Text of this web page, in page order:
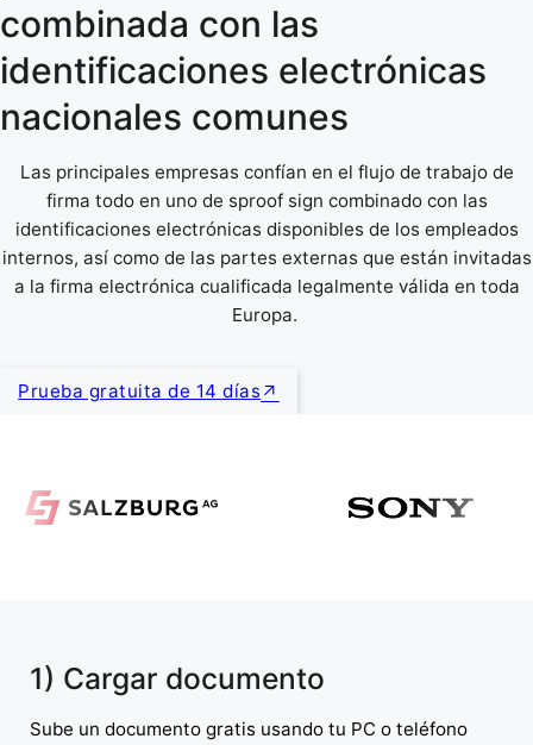
combinada con las
identificaciones electrónicas
nacionales comunes
Las principales empresas confían en el flujo de trabajo de
firma todo en uno de sproof sign combinado con las
identificaciones electrónicas disponibles de los empleados
internos, así como de las partes externas que están invitadas
a la firma electrónica cualificada legalmente válida en toda
Europa.
Prueba gratuita de 14 días
1) Cargar documento
Sube un documento gratis usando tu PC o teléfono